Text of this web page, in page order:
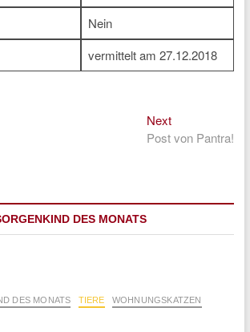
Nein
vermittelt am 27.12.2018
NextNext
post:
Post von Pantra!
DES MONATS
DES MONATS TIERE WOHNUNGSKATZEN